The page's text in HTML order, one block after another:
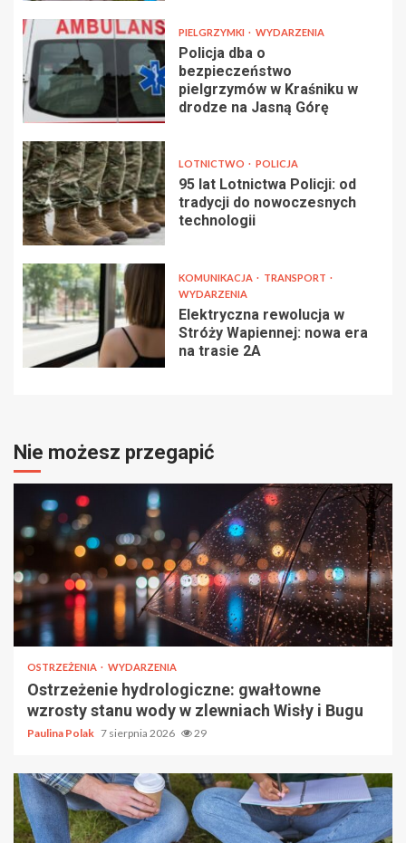
PIELGRZYMKI WYDARZENIA
Policja dba o
bezpieczeństwo
pielgrzymów w Kraśniku w
drodze na Jasną Górę
LOTNICTWO POLICJA
95 lat Lotnictwa Policji: od
tradycji do nowoczesnych
technologii
KOMUNIKACJA
TRANSPORT
WYDARZENIA
Elektryczna rewolucja w
Stróży Wapiennej: nowa era
na trasie 2A
Nie możesz przegapić
OSTRZEŻENIA WYDARZENIA
Ostrzeżenie hydrologiczne: gwałtowne
wzrosty stanu wody w zlewniach Wisły i Bugu
Paulina Polak 7 sierpnia 2026 29